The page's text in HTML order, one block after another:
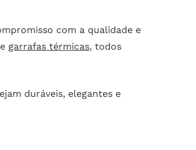
com a qualidade e
garrafas térmicas, todos
duráveis, elegantes e